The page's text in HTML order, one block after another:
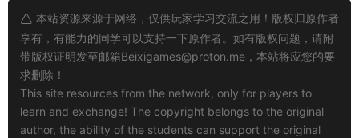
本站资源来源于网络，仅供玩家学习交流之用！版权归原作者
享有，有能力的同学可以支持一下原作者。如有版权问题，请附
带版权证明发至邮箱Beixigames@proton.me ，本站将应您的要
求删除！
This site resources from the network, only for players to
learn and exchange! The copyright belongs to the original
author, the ability of the students can support the original